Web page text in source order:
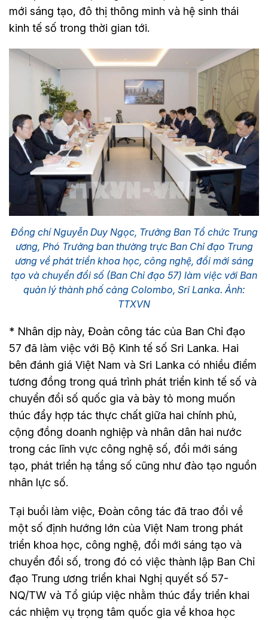
mới sáng tạo, đô thị thông minh và hệ sinh thái
kinh tế số trong thời gian tới.
Đồng chí Nguyễn Duy Ngọc, Trưởng Ban Tổ chức Trung
ương, Phó Trưởng ban thường trực Ban Chỉ đạo Trung
ương về phát triển khoa học, công nghệ, đổi mới sáng
tạo và chuyển đổi số (Ban Chỉ đạo 57) làm việc với Ban
quản lý thành phố cảng Colombo, Sri Lanka. Ảnh:
TTXVN
* Nhân dịp này, Đoàn công tác của Ban Chỉ đạo
57 đã làm việc với Bộ Kinh tế số Sri Lanka. Hai
bên đánh giá Việt Nam và Sri Lanka có nhiều điểm
tương đồng trong quá trình phát triển kinh tế số và
chuyển đổi số quốc gia và bày tỏ mong muốn
thúc đẩy hợp tác thực chất giữa hai chính phủ,
cộng đồng doanh nghiệp và nhân dân hai nước
trong các lĩnh vực công nghệ số, đổi mới sáng
tạo, phát triển hạ tầng số cũng như đào tạo nguồn
nhân lực số.
Tại buổi làm việc, Đoàn công tác đã trao đổi về
một số định hướng lớn của Việt Nam trong phát
triển khoa học, công nghệ, đổi mới sáng tạo và
chuyển đổi số, trong đó có việc thành lập Ban Chỉ
đạo Trung ương triển khai Nghị quyết số 57-
NQ/TW và Tổ giúp việc nhằm thúc đẩy triển khai
các nhiệm vụ trọng tâm quốc gia về khoa học